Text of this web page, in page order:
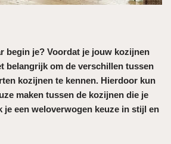
begin je? Voordat je jouw kozijnen
belangrijk om de verschillen tussen
kozijnen te kennen. Hierdoor kun
maken tussen de kozijnen die je
je een weloverwogen keuze in stijl en